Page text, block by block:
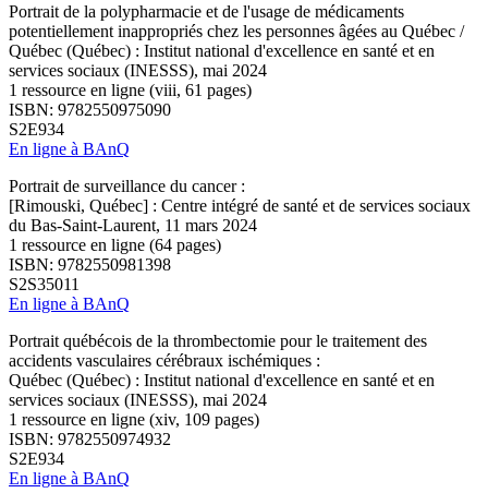
Portrait de la polypharmacie et de l'usage de médicaments
potentiellement inappropriés chez les personnes âgées au Québec /
Québec (Québec) : Institut national d'excellence en santé et en
services sociaux (INESSS), mai 2024
1 ressource en ligne (viii, 61 pages)
ISBN: 9782550975090
S2E934
En ligne à BAnQ
Portrait de surveillance du cancer :
[Rimouski, Québec] : Centre intégré de santé et de services sociaux
du Bas-Saint-Laurent, 11 mars 2024
1 ressource en ligne (64 pages)
ISBN: 9782550981398
S2S35011
En ligne à BAnQ
Portrait québécois de la thrombectomie pour le traitement des
accidents vasculaires cérébraux ischémiques :
Québec (Québec) : Institut national d'excellence en santé et en
services sociaux (INESSS), mai 2024
1 ressource en ligne (xiv, 109 pages)
ISBN: 9782550974932
S2E934
En ligne à BAnQ